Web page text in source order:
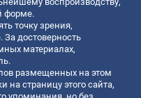
форме.
точку зрения,
достоверность
материалах,
размещенных на этом
на страницу этого сайта,